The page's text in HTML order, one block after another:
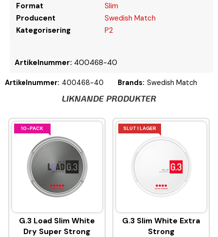
Format
Slim
Producent
Swedish Match
Kategorisering
P2
Artikelnummer: 400468-40
Artikelnummer: 400468-40 Brands: Swedish Match
LIKNANDE PRODUKTER
10-PACK
G.3 Load Slim White
Dry Super Strong
SLUT I LAGER
G.3 Slim White Extra
Strong